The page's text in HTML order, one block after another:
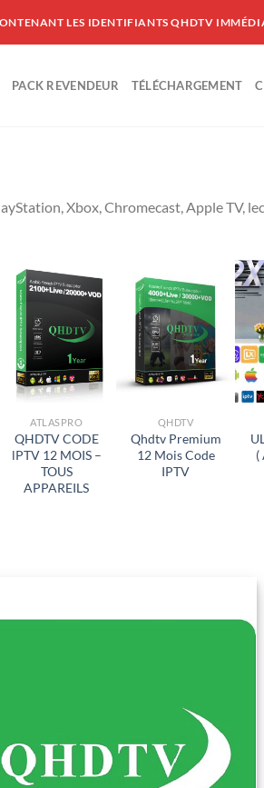
LES IDENTIFIANTS QHDTV
PACK REVENDEUR TÉLÉCHARGEMENT
Xbox, Chromecast, Apple TV,
ATLASPRO
QHDTV CODE
lPTV 12 MOIS –
TOUS
APPAREILS
QHDTV
Qhdtv Premium
12 Mois Code
IPTV
(